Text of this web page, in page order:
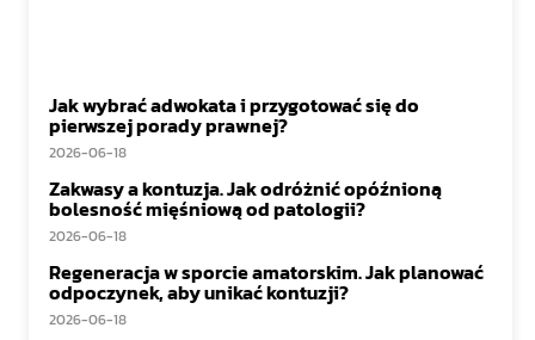
Jak wybrać adwokata i przygotować się do
pierwszej porady prawnej?
2026-06-18
Zakwasy a kontuzja. Jak odróżnić opóźnioną
bolesność mięśniową od patologii?
2026-06-18
Regeneracja w sporcie amatorskim. Jak planować
odpoczynek, aby unikać kontuzji?
2026-06-18